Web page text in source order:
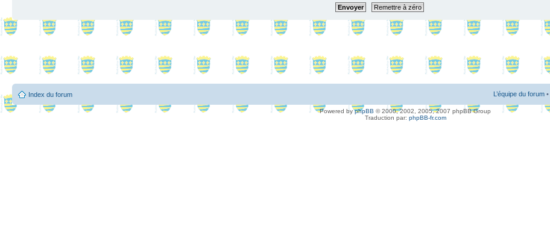
Index du forum L’équipe du forum •
Powered byphpBB © 2000, 2002, 2005, 2007 phpBB Group
Traduction par: phpBB-fr.com